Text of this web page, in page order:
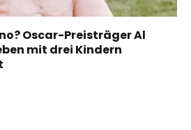
Oscar-Preisträger Al
mit drei Kindern